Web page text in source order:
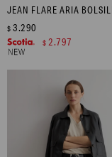
$ 3.290
$ 2.797